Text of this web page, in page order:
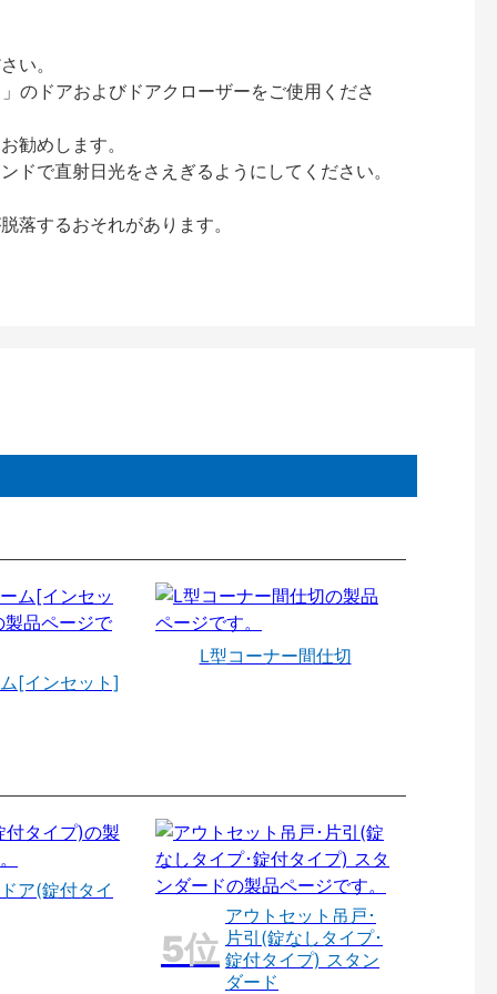
い。
のドアおよびドアクローザーをご使用くださ
勧めします。
で直射日光をさえぎるようにしてください。
するおそれがあります。
[インセット]
L型コーナー間仕切
ア(錠付タイ
アウトセット吊戸･
片引(錠なしタイプ･
錠付タイプ) スタン
ダード